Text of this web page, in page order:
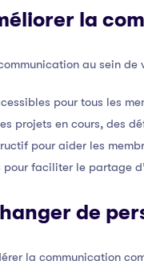
la
au sein de
pour tous les
projets en cours, des
pour aider les
faciliter le partage
de
la communication